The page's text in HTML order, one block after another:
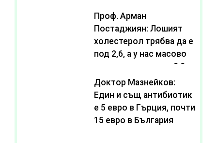
Проф. Арман
Постаджиян: Лошият
холестерол трябва да е
под 2,6, а у нас масово
се живее с нива от 3,2
Доктор Мазнейков:
Един и същ антибиотик
e 5 евро в Гърция, почти
15 евро в България